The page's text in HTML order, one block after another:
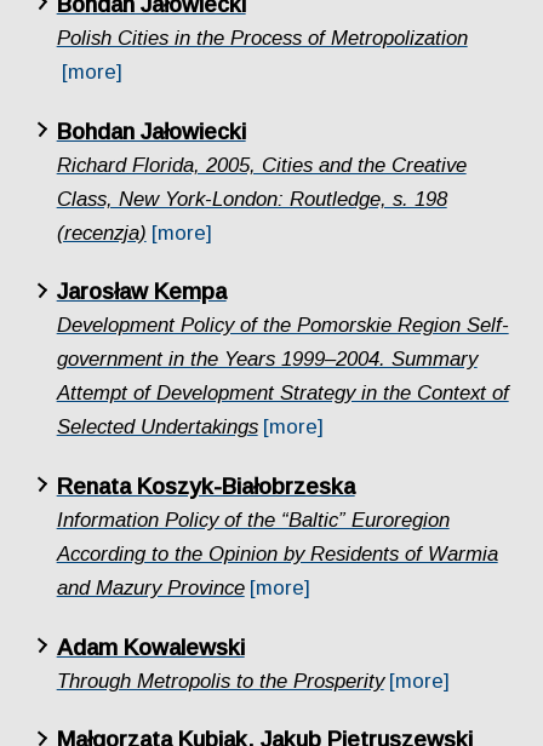
Polish Cities in the Process of Metropolization
[more]
Bohdan Jałowiecki
Richard Florida, 2005, Cities and the Creative
Class, New York-London: Routledge, s. 198
(recenzja) [more]
Jarosław Kempa
Development Policy of the Pomorskie Region Self-
government in the Years 1999–2004. Summary
Attempt of Development Strategy in the Context of
Selected Undertakings [more]
Renata Koszyk-Białobrzeska
Information Policy of the “Baltic” Euroregion
According to the Opinion by Residents of Warmia
and Mazury Province [more]
Adam Kowalewski
Through Metropolis to the Prosperity [more]
Małgorzata Kubiak, Jakub Pietruszewski